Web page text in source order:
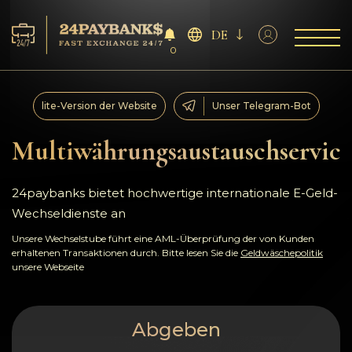
Services
Reserven
Für die Partner
Feedback
Regeln
AML/CFT
0
DE
Multiwährungsaustauschservice
lite-Version der Website Unser Telegram-Bot
24paybanks bietet hochwertige internationale E-Geld-
Wechseldienste an
Unsere Wechselstube führt eine AML-Überprüfung der von Kunden
erhaltenen Transaktionen durch. Bitte lesen Sie die Geldwäschepolitik
unsere Webseite
Abgeben